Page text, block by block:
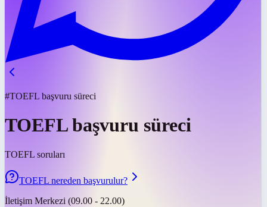
#TOEFL başvuru süreci
TOEFL başvuru süreci
TOEFL soruları
TOEFL nereden başvurulur?
İletişim Merkezi (09.00 - 22.00)